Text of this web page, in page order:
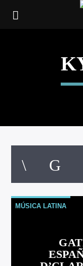
CANCIÓN ACTUAL
MÚSICA LATINA